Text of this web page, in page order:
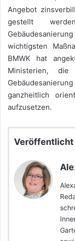
Angebot
gestellt
wichtigsten
BMWK hat
Ministerien,
ganzheitlich
aufzusetzen.
Veröffentlicht